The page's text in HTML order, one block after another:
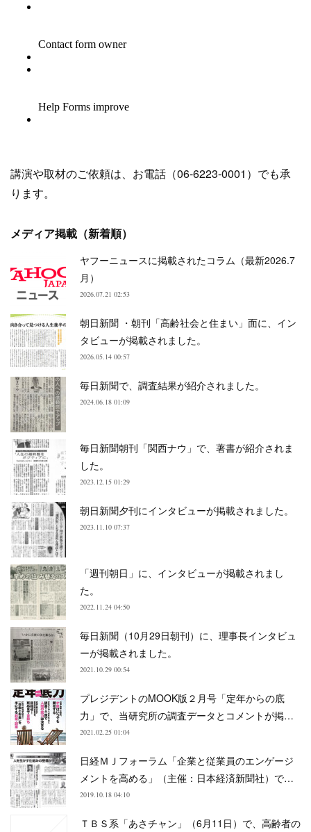
講演や取材のご依頼は、お電話（06-6223-0001）でも承
ります。
メディア掲載（新着順）
ヤフーニュースに掲載されたコラム（最新2026.7
月）
2026.07.21 02:53
朝日新聞 ・朝刊「高齢社会と住まい」面に、イン
タビューが掲載されました。
2026.05.14 00:57
毎日新聞で、調査結果が紹介されました。
2024.06.18 01:09
毎日新聞朝刊「関西ナウ」で、著書が紹介されま
した。
2023.12.15 01:29
朝日新聞夕刊にインタビューが掲載されました。
2023.11.10 07:37
「週刊朝日」に、インタビューが掲載されまし
た。
2022.11.24 04:50
毎日新聞（10月29日朝刊）に、理事長インタビュ
ーが掲載されました。
2021.10.29 00:54
プレジデントのMOOK版２月号「定年からの底
力」で、当研究所の調査データとコメントが掲…
2021.02.25 01:04
日経ＭＪフォーラム「企業と従業員のエンゲージ
メントを高める」（主催：日本経済新聞社）で…
2019.10.18 04:10
ＴＢＳ系「あさチャン」（6月11日）で、高齢者の